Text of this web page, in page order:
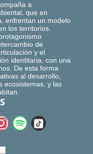
a
que en
enfrentan un modelo
los territorios.
de
y el
identitaria, con una
De esta forma
al desarrollo,
ecosistemas, y las